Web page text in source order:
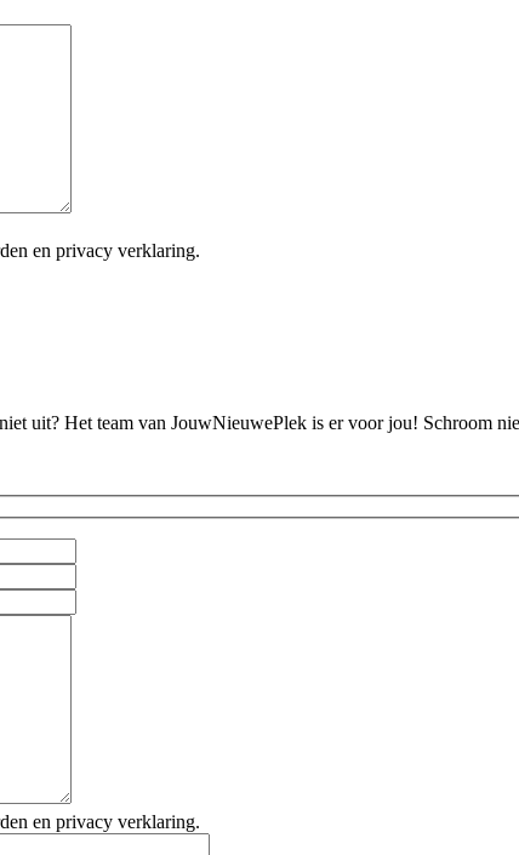
en privacy verklaring.
uit? Het team van JouwNieuwePlek is er voor jou! Schroom
en privacy verklaring.